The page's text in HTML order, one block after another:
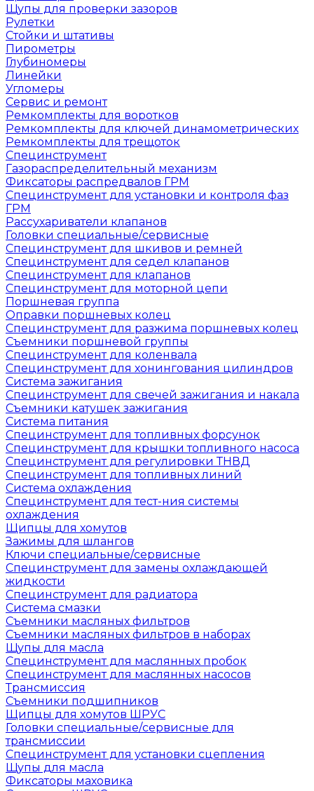
Щупы для проверки зазоров
Рулетки
Стойки и штативы
Пирометры
Глубиномеры
Линейки
Угломеры
Сервис и ремонт
Ремкомплекты для воротков
Ремкомплекты для ключей динамометрических
Ремкомплекты для трещоток
Специнструмент
Газораспределительный механизм
Фиксаторы распредвалов ГРМ
Специнструмент для установки и контроля фаз
ГРМ
Рассухариватели клапанов
Головки специальные/сервисные
Специнструмент для шкивов и ремней
Специнструмент для седел клапанов
Специнструмент для клапанов
Специнструмент для моторной цепи
Поршневая группа
Оправки поршневых колец
Специнструмент для разжима поршневых колец
Съемники поршневой группы
Специнструмент для коленвала
Специнструмент для хонингования цилиндров
Система зажигания
Специнструмент для свечей зажигания и накала
Съемники катушек зажигания
Система питания
Специнструмент для топливных форсунок
Специнструмент для крышки топливного насоса
Специнструмент для регулировки ТНВД
Специнструмент для топливных линий
Система охлаждения
Специнструмент для тест-ния системы
охлаждения
Щипцы для хомутов
Зажимы для шлангов
Ключи специальные/сервисные
Специнструмент для замены охлаждающей
жидкости
Специнструмент для радиатора
Система смазки
Съемники масляных фильтров
Съемники масляных фильтров в наборах
Щупы для масла
Специнструмент для маслянных пробок
Специнструмент для маслянных насосов
Трансмиссия
Съемники подшипников
Щипцы для хомутов ШРУС
Головки специальные/сервисные для
трансмиссии
Специнструмент для установки сцепления
Щупы для масла
Фиксаторы маховика